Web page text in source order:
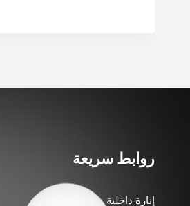
روابط سريعة
إنارة داخلية